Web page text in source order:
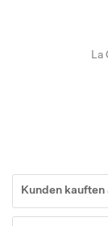
La
Kunden kauften